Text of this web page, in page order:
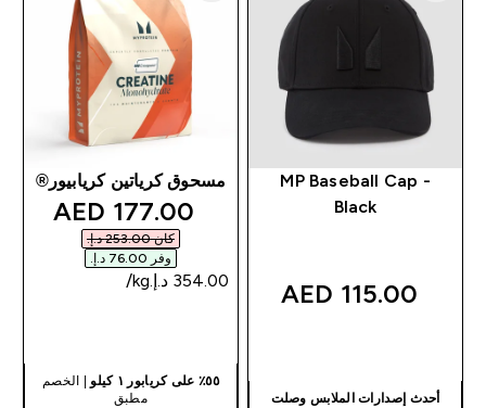
MP Baseball Cap -
Black
115.00 AED‎
أحدث إصدارات الملابس وصلت
مسحوق كرياتين كريابيور®
price
177.00 AED‎
كان ‏253.00 د.إ.‏‎
وفر ‏76.00 د.إ.‏‎
٥٥٪ على كريابور ١ كيلو
| الخصم
مطبق